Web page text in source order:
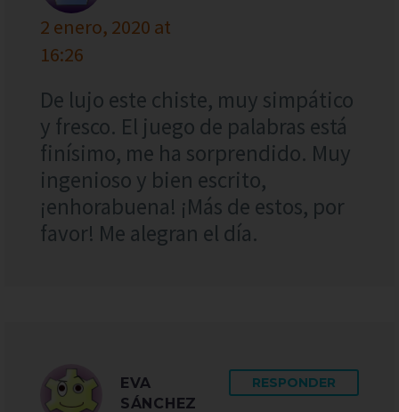
2 enero, 2020 at
16:26
De lujo este chiste, muy simpático
y fresco. El juego de palabras está
finísimo, me ha sorprendido. Muy
ingenioso y bien escrito,
¡enhorabuena! ¡Más de estos, por
favor! Me alegran el día.
EVA
SÁNCHEZ
RESPONDER